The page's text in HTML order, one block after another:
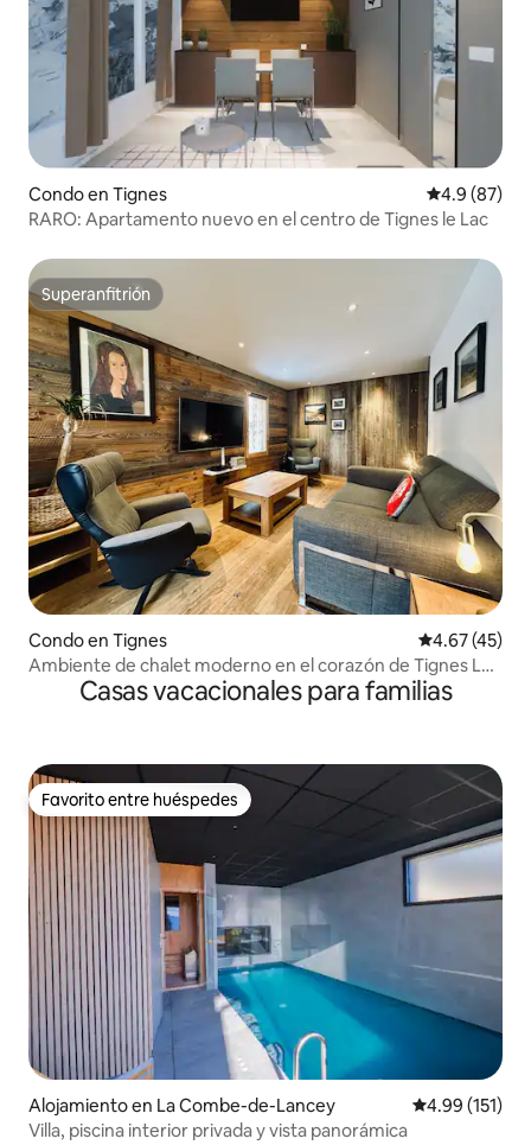
Condo en Tignes Calificación
4.9 (87)
RARO: Apartamento nuevo en el centro de Tignes le Lac
Superanfitrión
Superanfitrión
Condo en Tignes Calificación
4.67 (45)
Ambiente de chalet moderno en el corazón de Tignes Le
Casas vacacionales para familias
Favorito entre huéspedes
Favorito entre huéspedes
Alojamiento en La Combe-de-Lancey Calificación
4.99 (151)
Villa, piscina interior privada y vista panorámica